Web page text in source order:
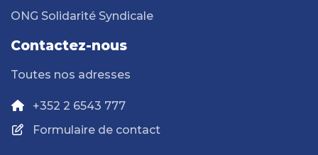
ONG Solidarité Syndicale
Contactez-nous
Toutes nos adresses
+352 2 6543 777
Formulaire de contact